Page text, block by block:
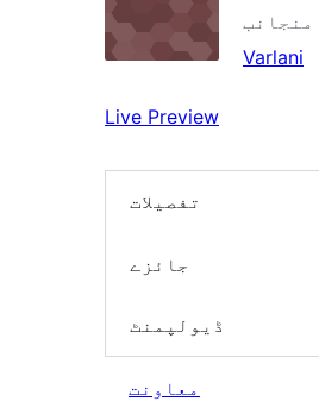
Varlani
Live Preview
تفصیلات
جائزے
ڈیولپمنٹ
معاونت